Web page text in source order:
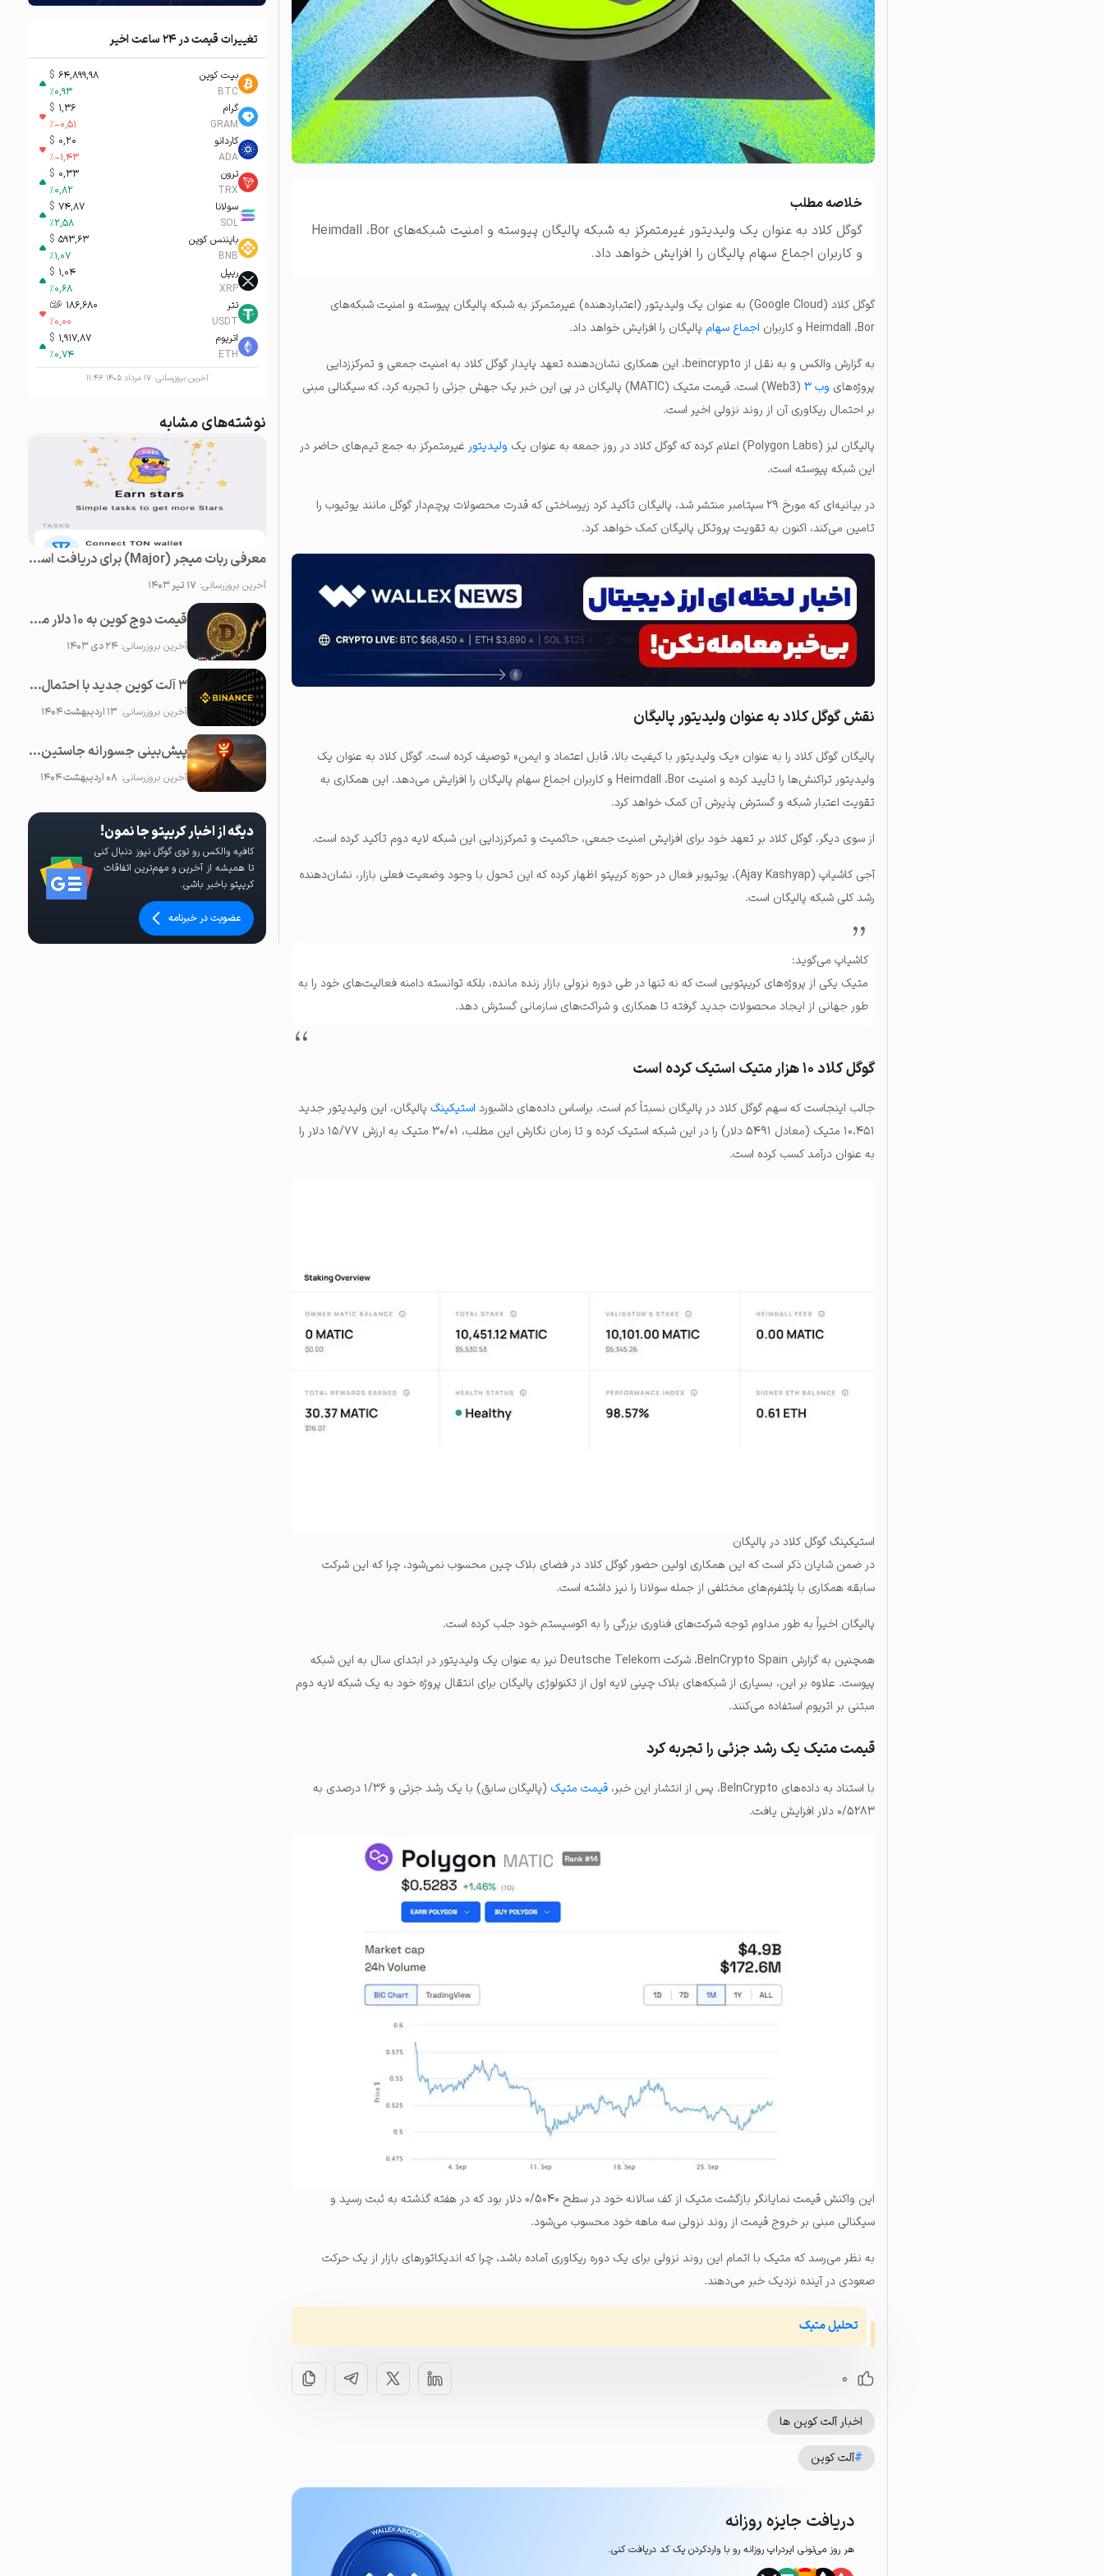
تاریخچه معاملات
مشاهده سفارش‌های باز، معاملات و ...
خلاصه مطلب
گوگل کلاد به عنوان یک ولیدیتور غیرمتمرکز به شبکه پالیگان پیوسته و امنیت شبکه‌های Heimdall ،Bor
و کاربران اجماع سهام پالیگان را افزایش خواهد داد.
گوگل کلاد (Google Cloud) به عنوان یک ولیدیتور (اعتباردهنده) غیرمتمرکز به شبکه پالیگان پیوسته و امنیت شبکه‌های
Heimdall ،Bor و کاربران
اجماع سهامپالیگان را افزایش خواهد داد.
به گزارش والکس و به نقل از beincrypto، این همکاری نشان‌دهنده تعهد پایدار گوگل کلاد به امنیت جمعی و تمرکززدایی
پروژه‌های وب ۳
(Web3) است. قیمت متیک (MATIC) پالیگان در پی این خبر یک جهش جزئی را تجربه کرد، که سیگنالی مبنی
بر احتمال ریکاوری آن از روند نزولی اخیر است.
پالیگان لبز (Polygon Labs) اعلام کرده که گوگل کلاد در روز جمعه به عنوان یک ولیدیتور غیرمتمرکز به جمع تیم‌های حاضر در
این شبکه پیوسته است.
در بیانیه‌ای که مورخ ۲۹ سپتامبر منتشر شد، پالیگان تأکید کرد زیرساختی که قدرت محصولات پرچم‌دار گوگل مانند یوتیوب را
تامین می‌کند، اکنون به تقویت پروتکل پالیگان کمک خواهد کرد.
نقش گوگل کلاد به عنوان ولیدیتور پالیگان
پالیگان گوگل کلاد را به عنوان «یک ولیدیتور با کیفیت بالا، قابل اعتماد و ایمن» توصیف کرده است. گوگل کلاد به عنوان یک
ولیدیتور تراکنش‌ها را تأیید کرده و امنیت Heimdall ،Bor و کاربران اجماع سهام پالیگان را افزایش می‌دهد. این همکاری به
تقویت اعتبار شبکه و گسترش پذیرش آن کمک خواهد کرد.
از سوی دیگر، گوگل کلاد بر تعهد خود برای افزایش امنیت جمعی، حاکمیت و تمرکززدایی این شبکه لایه دوم تأکید کرده است.
آجی کاشیاپ (Ajay Kashyap)، یوتیوبر فعال در حوزه کریپتو اظهار کرده که این تحول با وجود وضعیت فعلی بازار، نشان‌دهنده
رشد کلی شبکه پالیگان است.
کاشیاپ می‌گوید:
متیک یکی از پروژه‌های کریپتویی است که نه تنها در طی دوره نزولی بازار زنده مانده، بلکه توانسته دامنه فعالیت‌های خود را به
طور جهانی از ایجاد محصولات جدید گرفته تا همکاری و شراکت‌های سازمانی گسترش دهد.
گوگل کلاد ۱۰ هزار متیک استیک کرده است
جالب اینجاست که سهم گوگل کلاد در پالیگان نسبتاً کم ​​است. براساس داده‌های داشبورد استیکینگپالیگان، این ولیدیتور جدید
۱۰،۴۵۱ متیک (معادل ۵۴۹۱ دلار) را در این شبکه استیک کرده و تا زمان نگارش این مطلب، ۳۰/۰۱ متیک به ارزش ۱۵/۷۷ دلار را
به عنوان درآمد کسب کرده است.
استیکینگ گوگل کلاد در پالیگان
در ضمن شایان ذکر است که این همکاری اولین حضور گوگل کلاد در فضای بلاک چین محسوب نمی‌شود، چرا که این شرکت
سابقه همکاری با پلتفرم‌های مختلفی از جمله سولانا را نیز داشته است.
پالیگان اخیراً به طور مداوم توجه شرکت‌های فناوری بزرگی را به اکوسیستم خود جلب کرده است.
همچنین به گزارش BeInCrypto Spain، شرکت Deutsche Telekom نیز به عنوان یک ولیدیتور در ابتدای سال به این شبکه
پیوست. علاوه بر این، بسیاری از شبکه‌های بلاک چینی لایه اول از تکنولوژی پالیگان برای انتقال پروژه خود به یک شبکه لایه دوم
مبتنی بر اتریوم استفاده می‌کنند.
قیمت متیک یک رشد جزئی را تجربه کرد
با استناد به داده‌های BeInCrypto، پس از انتشار این خبر، قیمت متیک
(پالیگان سابق) با یک رشد جزئی و ۱/۳۶ درصدی به
۰/۵۲۸۳ دلار افزایش یافت.
این واکنش قیمت نمایانگر بازگشت متیک از کف سالانه خود در سطح ۰/۵۰۴۰ دلار بود که در هفته‌ گذشته به ثبت رسید و
سیگنالی مبنی بر خروج قیمت از روند نزولی سه ماهه خود محسوب می‌شود.
به نظر می‌رسد که متیک با اتمام این روند نزولی برای یک دوره‌ ریکاوری آماده باشد، چرا که اندیکاتورهای بازار از یک حرکت
صعودی در آینده نزدیک خبر می‌دهند.
تحلیل متیک
0
اخبار آلت کوین ها
#آلت کوین
دریافت جایزه روزانه
هر روز می‌تونی ایردراپ روزانه رو با وارد‌کردن یک کد دریافت کنی.
تغییرات قیمت در ۲۴ ساعت اخیر
بیت کوین
BTC
64,899,98
$
%0,93
گرام
GRAM
1,36
$
%-0,51
کاردانو
ADA
0,20
$
%-1,43
ترون
TRX
0,33
$
%0,82
سولانا
SOL
74,87
$
%2,58
بایننس کوین
BNB
593,63
$
%1,07
ریپل
XRP
1,04
$
%0,68
تتر
USDT
186,680 تومان-ء
%0,00
اتریوم
ETH
1,917,87
$
%0,74
آخرین بروزرسانی:۱۷ مرداد ۱۴۰۵ ۱۱:۴۶
نوشته‌های مشابه
معرفی ربات میجر (Major) برای دریافت استارز (Stars) رایگان در تلگرام
آخرین بروزرسانی: ۱۷ تیر ۱۴۰۳
قیمت دوج کوین به ۱۰ دلار می‌رسد!
آخرین بروزرسانی:۲۴ دی ۱۴۰۳
۳ آلت کوین جدید با احتمال لیست شدن در بایننس در ماه می ۲۰۲۵
آخرین بروزرسانی:۱۳ اردیبهشت ۱۴۰۴
پیش‌بینی جسورانه جاستین سان: قیمت JUST در آینده نزدیک ۱۰۰ برابر خواهد شد!
آخرین بروزرسانی:۰۸ اردیبهشت ۱۴۰۴
دیگه از اخبار کریپتو جا نمون!
کافیه والکس رو توی گوگل نیوز دنبال کنی
تا همیشه از آخرین و مهم‌ترین اتفاقات
کریپتو باخبر باشی.
عضویت در خبرنامه